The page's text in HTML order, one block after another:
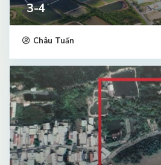
3-4
Châu Tuấn